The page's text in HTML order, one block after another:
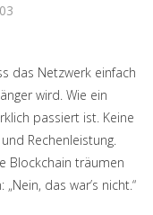
das Netzwerk einfach
wird. Wie ein
passiert ist. Keine
Rechenleistung.
Blockchain träumen
das war’s nicht.“